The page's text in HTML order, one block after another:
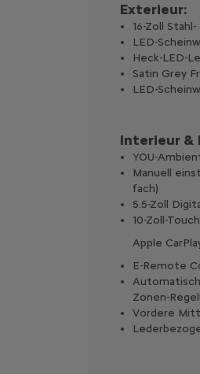
Exterieur:
16-Zoll
LED-
Heck-LED-
Satin Grey
LED-
Interieur &
YOU-
Manuell
fach)
5.5-Zoll
10-Zoll-
Apple
E-Remote
Zonen-
Vordere